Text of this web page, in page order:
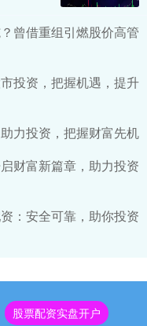
曾借重组引燃股价高管
投资，把握机遇，提升
力投资，把握财富先机
财富新篇章，助力投资
：安全可靠，助你投资
股票配资实盘开户